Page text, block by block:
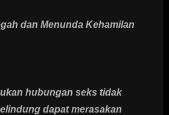
dan Menunda Kehamilan
hubungan seks tidak
dapat merasakan